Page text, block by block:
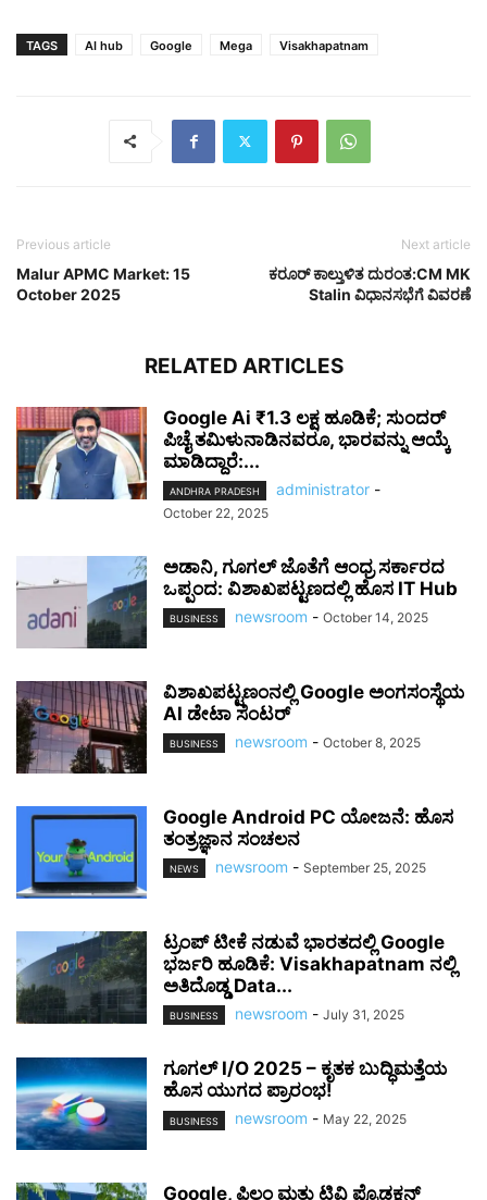
TAGS AI hub Google Mega Visakhapatnam
Previous article
Malur APMC Market: 15
October 2025
Next article
ಕರೂರ್ ಕಾಲ್ತುಳಿತ ದುರಂತ:CM MK
Stalin ವಿಧಾನಸಭೆಗೆ ವಿವರಣೆ
RELATED ARTICLES
Google Ai ₹1.3 ಲಕ್ಷ ಹೂಡಿಕೆ; ಸುಂದರ್
ಪಿಚೈ ತಮಿಳುನಾಡಿನವರೂ, ಭಾರವನ್ನು ಆಯ್ಕೆ
ಮಾಡಿದ್ದಾರೆ:...
ANDHRA PRADESH administrator -
October 22, 2025
ಅಡಾನಿ, ಗೂಗಲ್ ಜೊತೆಗೆ ಆಂಧ್ರ ಸರ್ಕಾರದ
ಒಪ್ಪಂದ: ವಿಶಾಖಪಟ್ಟಣದಲ್ಲಿ ಹೊಸ IT Hub
BUSINESS newsroom - October 14, 2025
ವಿಶಾಖಪಟ್ಟಣಂನಲ್ಲಿ Google ಅಂಗಸಂಸ್ಥೆಯ
AI ಡೇಟಾ ಸೆಂಟರ್
BUSINESS newsroom - October 8, 2025
Google Android PC ಯೋಜನೆ: ಹೊಸ
ತಂತ್ರಜ್ಞಾನ ಸಂಚಲನ
NEWS newsroom - September 25, 2025
ಟ್ರಂಪ್ ಟೀಕೆ ನಡುವೆ ಭಾರತದಲ್ಲಿ Google
ಭರ್ಜರಿ ಹೂಡಿಕೆ: Visakhapatnam ನಲ್ಲಿ
ಅತಿದೊಡ್ಡ Data...
BUSINESS newsroom - July 31, 2025
ಗೂಗಲ್ I/O 2025 – ಕೃತಕ ಬುದ್ಧಿಮತ್ತೆಯ
ಹೊಸ ಯುಗದ ಪ್ರಾರಂಭ!
BUSINESS newsroom - May 22, 2025
Google, ಫಿಲಂ ಮತ್ತು ಟಿವಿ ಪ್ರೊಡಕ್ಷನ್